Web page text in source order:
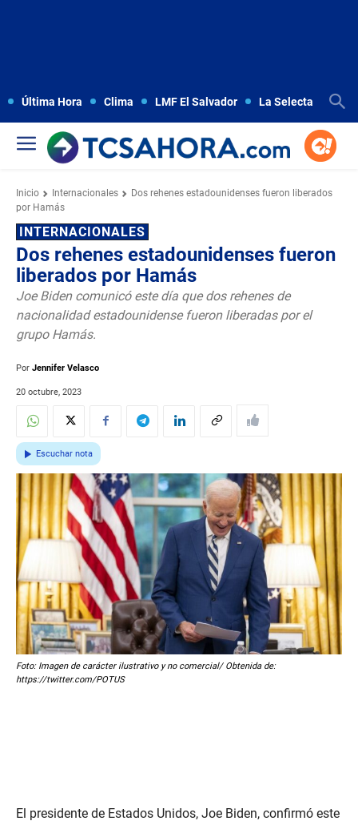
Última Hora Clima LMF El Salvador La Selecta
Inicio Internacionales
Dos rehenes estadounidenses fueron liberados
por Hamás
INTERNACIONALES
Dos rehenes estadounidenses fueron
liberados por Hamás
Joe Biden comunicó este día que dos rehenes de
nacionalidad estadounidense fueron liberadas por el
grupo Hamás.
Por Jennifer Velasco
20 octubre, 2023
Escuchar nota
Foto: Imagen de carácter ilustrativo y no comercial/ Obtenida de:
https://twitter.com/POTUS
El presidente de Estados Unidos, Joe Biden, confirmó este